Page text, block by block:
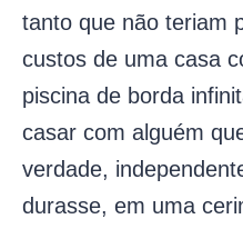
tanto que não teriam
custos de uma casa
piscina de borda
casar com alguém
verdade,
durasse, em uma